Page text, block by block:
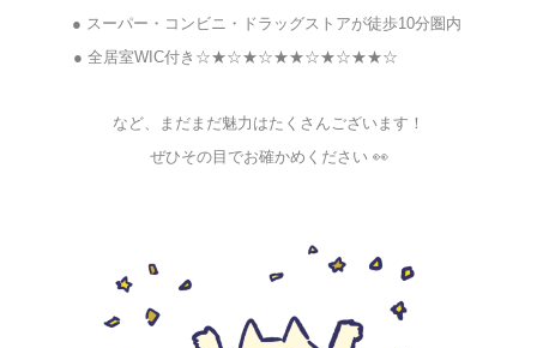
● スーパー・コンビニ・ドラッグストアが徒歩10分圏内
● 全居室WIC付き☆★☆★☆★★☆★☆★★☆
など、まだまだ魅力はたくさんございます！
ぜひその目でお確かめください 👀